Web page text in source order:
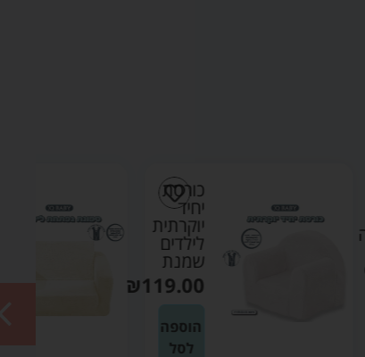
יוקרתית
נפתחת
לילדים
בוקלה